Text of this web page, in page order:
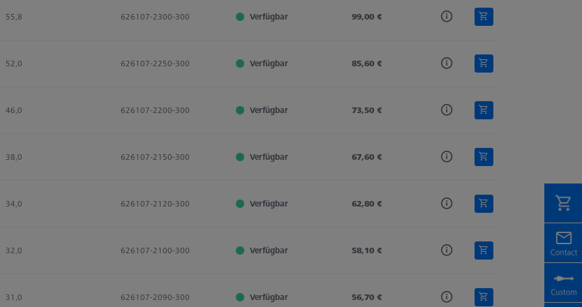
55,8 626107-2300-300 Verfügbar 99,00 €
52,0 626107-2250-300 Verfügbar 85,60 €
46,0 626107-2200-300 Verfügbar 73,50 €
38,0 626107-2150-300 Verfügbar 67,60 €
34,0 626107-2120-300 Verfügbar 62,80 €
32,0 626107-2100-300 Verfügbar 58,10 €
31,0 626107-2090-300 Verfügbar 56,70 €